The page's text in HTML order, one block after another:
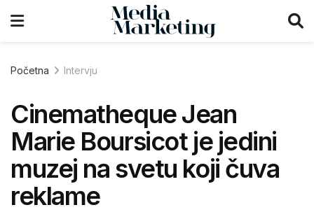
Početna Intervju
Cinematheque Jean
Marie Boursicot je jedini
muzej na svetu koji čuva
reklame